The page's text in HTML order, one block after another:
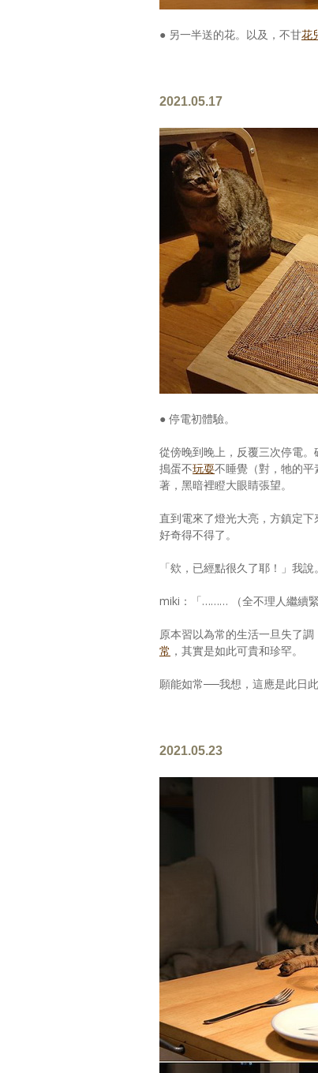
● 另一半送的花。以及，不甘花
2021.05.17
● 停電初體驗。
從傍晚到晚上，反覆三次停電
搗蛋不玩耍不睡覺（對，牠的
著，黑暗裡瞪大眼睛張望。
直到電來了燈光大亮，方鎮定
好奇得不得了。
「欸，已經點很久了耶！」我說。
miki：「……… （全不理人繼續緊
原本習以為常的生活一旦失了
常 ，其實是如此可貴和珍罕。
願能如常──我想，這應是此日
2021.05.23